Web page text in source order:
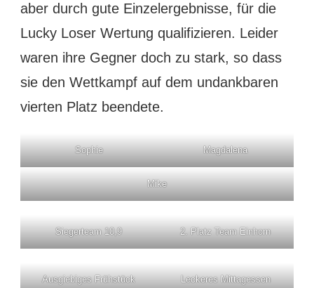
aber durch gute Einzelergebnisse, für die
Lucky Loser Wertung qualifizieren. Leider
waren ihre Gegner doch zu stark, so dass
sie den Wettkampf auf dem undankbaren
vierten Platz beendete.
Sophie Magdalena
Mike
Siegerteam 10,9 2. Platz Team Einhorn
Ausgiebiges Frühstück Leckeres Mittagessen